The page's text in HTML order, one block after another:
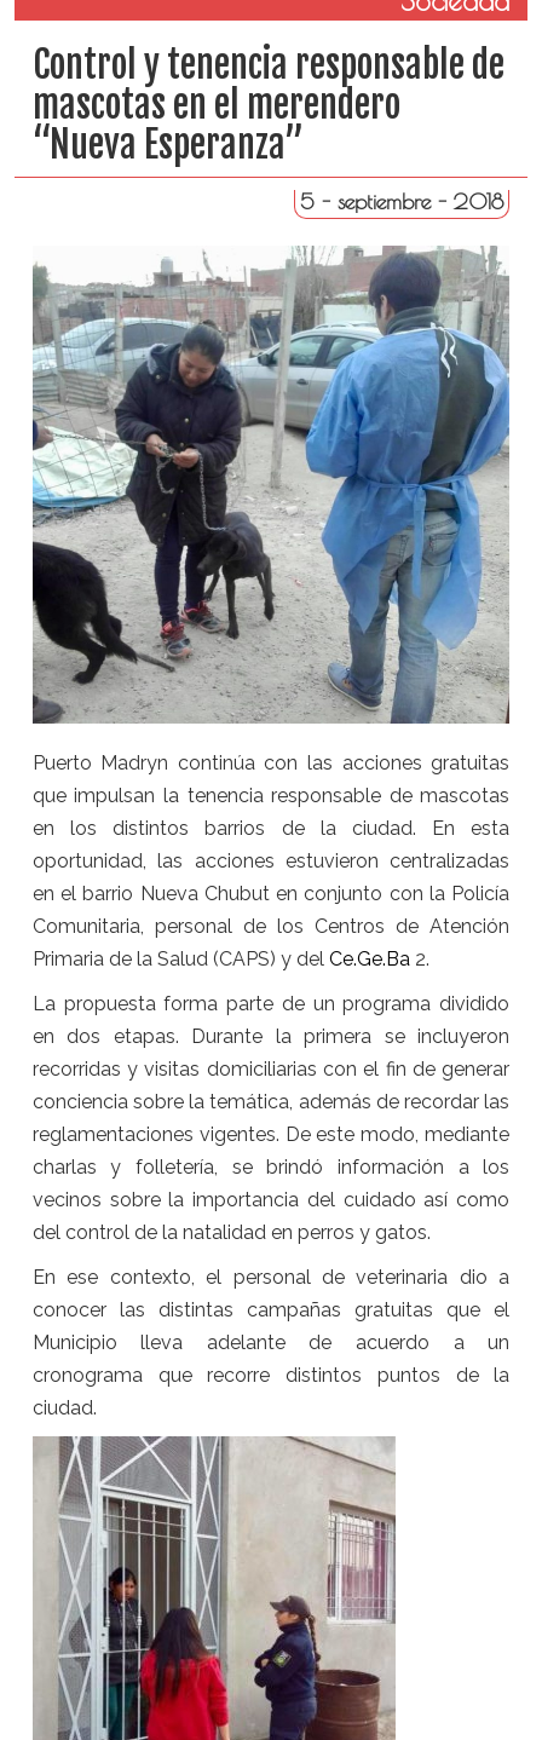
Control y tenencia responsable de
mascotas en el merendero
“Nueva Esperanza”
5 - septiembre - 2018
Puerto Madryn continúa con las acciones gratuitas
que impulsan la tenencia responsable de mascotas
en los distintos barrios de la ciudad. En esta
oportunidad, las acciones estuvieron centralizadas
en el barrio Nueva Chubut en conjunto con la Policía
Comunitaria, personal de los Centros de Atención
Primaria de la Salud (CAPS) y del Ce.Ge.Ba2.
La propuesta forma parte de un programa dividido
en dos etapas. Durante la primera se incluyeron
recorridas y visitas domiciliarias con el fin de generar
conciencia sobre la temática, además de recordar las
reglamentaciones vigentes. De este modo, mediante
charlas y folletería, se brindó información a los
vecinos sobre la importancia del cuidado así como
del control de la natalidad en perros y gatos.
En ese contexto, el personal de veterinaria dio a
conocer las distintas campañas gratuitas que el
Municipio lleva adelante de acuerdo a un
cronograma que recorre distintos puntos de la
ciudad.